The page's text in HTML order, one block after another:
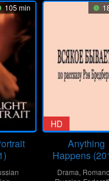
105 min
HD
Anything
Happens
Drama,